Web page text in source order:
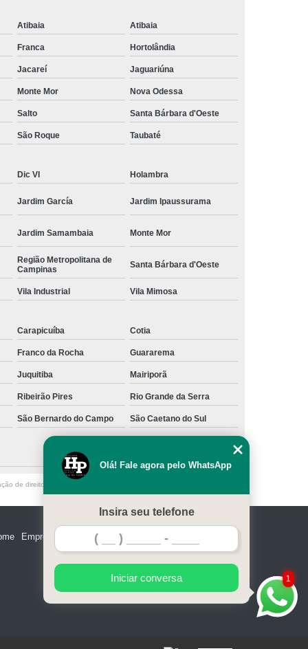
Masculina
Moda Masculina
Social
Moda Masculina Esporte Fino
Social
Moda Plus Size Masculina
Roupas Estilosas Masculinas
Moda
Roupas Masculinas Esporte Fino
Roupas Masculinas na Moda
Social Roupas Sociais Masculinas
Atibaia Atibaia
Franca Hortolândia
Jacareí Jaguariúna
Monte Mor Nova Odessa
Salto Santa Bárbara d'Oeste
São Roque Taubaté
Dic VI Holambra
Jardim García Jardim Ipaussurama
Jardim Samambaia Monte Mor
Região Metropolitana de
Campinas
Santa Bárbara d'Oeste
Vila Industrial Vila Mimosa
Carapicuíba Cotia
Franco da Rocha Guararema
Juquitiba Mairiporã
Ribeirão Pires Rio Grande da Serra
São Bernardo do Campo São Caetano do Sul
de direito autoral – artigo 184 do Código Penal –
Empresa Serviços Contato
1
Olá! Fale agora pelo WhatsApp
Insira seu telefone
Iniciar conversa